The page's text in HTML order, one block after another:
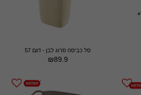
סל כביסה סרוג לבן - דגם 57
₪89.9